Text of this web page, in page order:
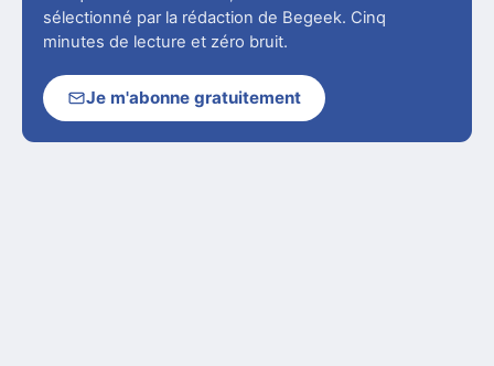
sélectionné par la rédaction de Begeek. Cinq
minutes de lecture et zéro bruit.
Je m'abonne gratuitement